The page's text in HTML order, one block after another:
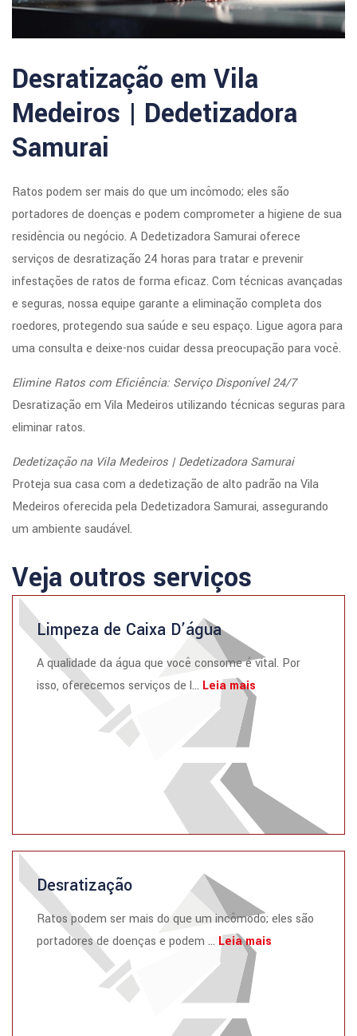
Desratização em Vila
Medeiros | Dedetizadora
Samurai
Ratos podem ser mais do que um incômodo; eles são
portadores de doenças e podem comprometer a higiene de sua
residência ou negócio. A Dedetizadora Samurai oferece
serviços de desratização 24 horas para tratar e prevenir
infestações de ratos de forma eficaz. Com técnicas avançadas
e seguras, nossa equipe garante a eliminação completa dos
roedores, protegendo sua saúde e seu espaço. Ligue agora para
uma consulta e deixe-nos cuidar dessa preocupação para você.
Elimine Ratos com Eficiência: Serviço Disponível 24/7
Desratização em Vila Medeiros utilizando técnicas seguras para
eliminar ratos.
Dedetização na Vila Medeiros | Dedetizadora Samurai
Proteja sua casa com a dedetização de alto padrão na Vila
Medeiros oferecida pela Dedetizadora Samurai, assegurando
um ambiente saudável.
Veja outros serviços
Limpeza de Caixa D’água
A qualidade da água que você consome é vital. Por
isso, oferecemos serviços de l... Leia mais
Desratização
Ratos podem ser mais do que um incômodo; eles são
portadores de doenças e podem ... Leia mais